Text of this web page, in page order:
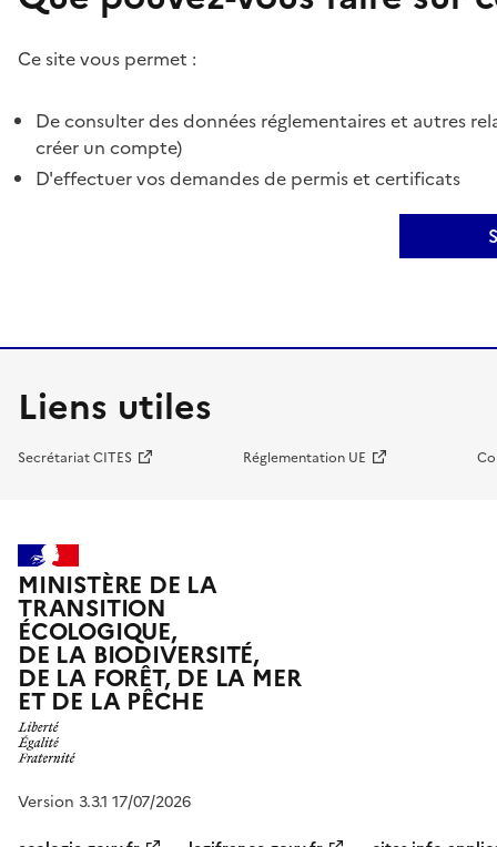
Ce site vous permet :
De consulter des données réglementaires et autres
créer un compte)
D'effectuer vos demandes de permis et certificats
Liens utiles
Secrétariat CITES Réglementation UE
MINISTÈRE DE LA
TRANSITION
ÉCOLOGIQUE,
DE LA BIODIVERSITÉ,
DE LA FORÊT, DE LA MER
ET DE LA PÊCHE
Version 3.3.1 17/07/2026